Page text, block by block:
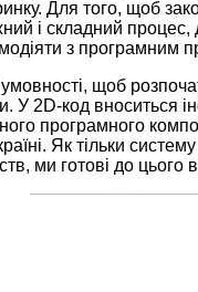
Для того, щоб
і складний
з
щоб
У 2D-код вноситься
програмного
Як тільки
ми готові до цього